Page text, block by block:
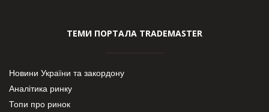
ТЕМИ ПОРТАЛА TRADEMASTER
Новини України та закордону
Аналітика ринку
Топи про ринок